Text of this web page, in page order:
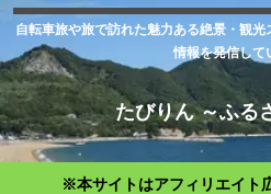
自転車旅や旅で訪れた魅力ある絶景・観
情報を発信して
たびりん ～ふる
※本サイトはアフィリエイト